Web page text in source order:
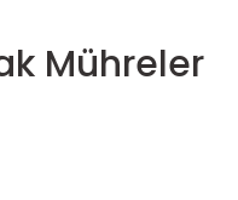
Mühreler